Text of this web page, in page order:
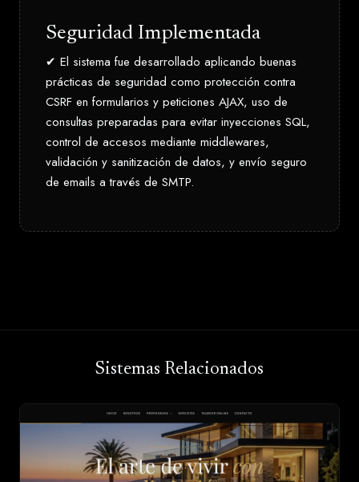
Seguridad Implementada
✔ El sistema fue desarrollado aplicando buenas
prácticas de seguridad como protección contra
CSRF en formularios y peticiones AJAX, uso de
consultas preparadas para evitar inyecciones SQL,
control de accesos mediante middlewares,
validación y sanitización de datos, y envío seguro
de emails a través de SMTP.
Sistemas Relacionados